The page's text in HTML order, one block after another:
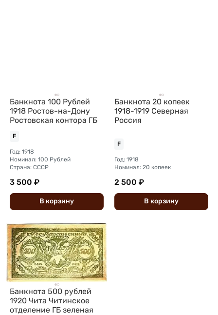
Банкнота 100 Рублей
1918 Ростов-на-Дону
Ростовская контора ГБ
F
Год: 1918
Номинал: 100 Рублей
Страна: СССР
3 500 ₽
В корзину
Банкнота 20 копеек
1918-1919 Северная
Россия
F
Год: 1918
Номинал: 20 копеек
2 500 ₽
В корзину
Банкнота 500 рублей
1920 Чита Читинское
отделение ГБ зеленая